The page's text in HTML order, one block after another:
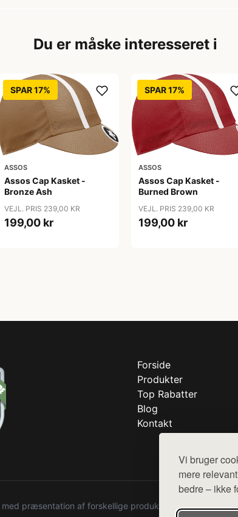
Vi bruger
mere
bedre – ikke
Du er måske interesseret i
SPAR 17%
ASSOS
Assos Cap Kasket -
Bronze Ash
VEJL. PRIS 239,00 KR
199,00 kr
SPAR 17%
ASSOS
Assos Cap Kasket -
Burned Brown
VEJL. PRIS 239,00 KR
199,00 kr
Forside
Produkter
Top Rabatter
Blog
Kontakt
præsentation af forskellige produkter fra diverse